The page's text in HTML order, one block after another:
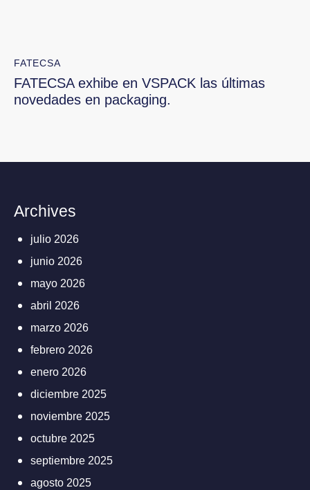
FATECSA
FATECSA exhibe en VSPACK las últimas
novedades en packaging.
Archives
julio 2026
junio 2026
mayo 2026
abril 2026
marzo 2026
febrero 2026
enero 2026
diciembre 2025
noviembre 2025
octubre 2025
septiembre 2025
agosto 2025